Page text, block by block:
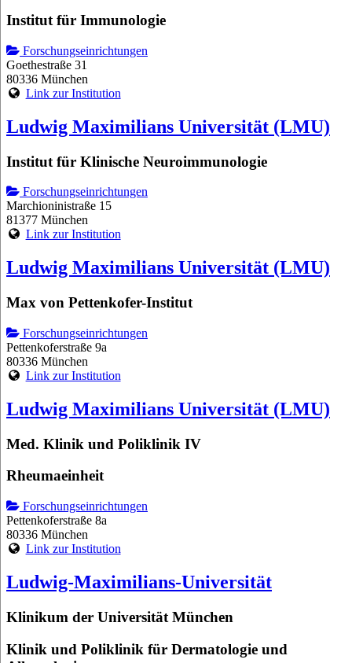
Institut für Immunologie
Forschungseinrichtungen
Goethestraße 31
80336 München
Link zur Institution
Ludwig Maximilians Universität (LMU)
Institut für Klinische Neuroimmunologie
Forschungseinrichtungen
Marchioninistraße 15
81377 München
Link zur Institution
Ludwig Maximilians Universität (LMU)
Max von Pettenkofer-Institut
Forschungseinrichtungen
Pettenkoferstraße 9a
80336 München
Link zur Institution
Ludwig Maximilians Universität (LMU)
Med. Klinik und Poliklinik IV
Rheumaeinheit
Forschungseinrichtungen
Pettenkoferstraße 8a
80336 München
Link zur Institution
Ludwig-Maximilians-Universität
Klinikum der Universität München
Klinik und Poliklinik für Dermatologie und